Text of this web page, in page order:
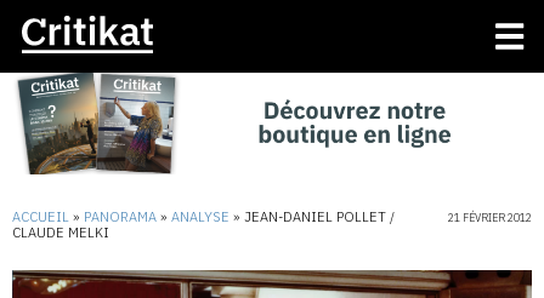
ACCUEIL » PANORAMA » ANALYSE » JEAN-DANIEL POLLET /
CLAUDE MELKI
21 FÉVRIER 2012